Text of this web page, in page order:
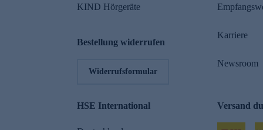
KIND Hörgeräte
Bestellung widerrufen
Widerrufsformular
Karriere
Newsroom
HSE International Versand